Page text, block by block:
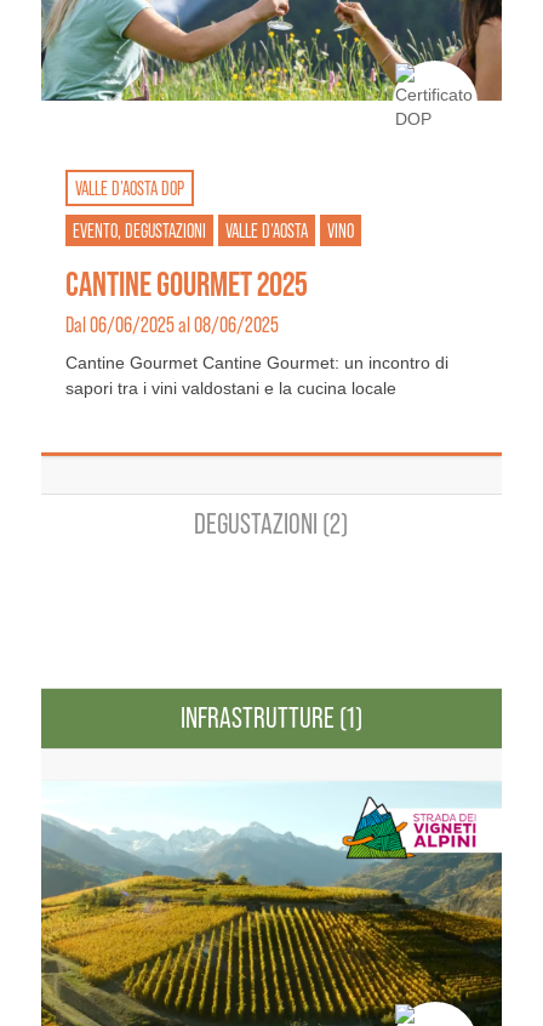
VALLE D’AOSTA DOP
EVENTO, DEGUSTAZIONI
VALLE D’AOSTA VINO
CANTINE GOURMET 2025
Dal 06/06/2025 al 08/06/2025
Cantine Gourmet Cantine Gourmet: un incontro di
sapori tra i vini valdostani e la cucina locale
DEGUSTAZIONI (2)
INFRASTRUTTURE (1)